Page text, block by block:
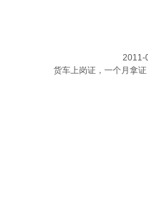
2011-
货车上岗证，一个月拿